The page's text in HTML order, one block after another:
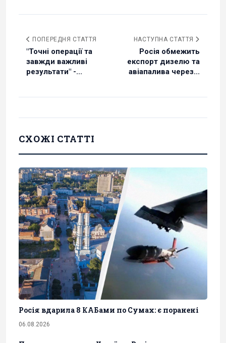
ПОПЕРЕДНЯ СТАТТЯ
"Точні операції та
завжди важливі
результати" -...
НАСТУПНА СТАТТЯ
Росія обмежить
експорт дизелю та
авіапалива через...
СХОЖІ СТАТТІ
Росія вдарила 8 КАБами по Сумах: є поранені
06.08.2026